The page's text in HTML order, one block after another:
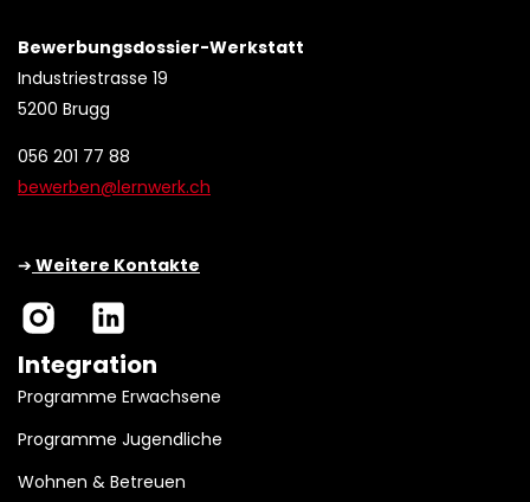
Bewerbungsdossier-Werkstatt
Industriestrasse 19
5200 Brugg
056 201 77 88
bewerben@lernwerk.ch
➔ Weitere Kontakte
Integration
Programme Erwachsene
Programme Jugendliche
Wohnen & Betreuen